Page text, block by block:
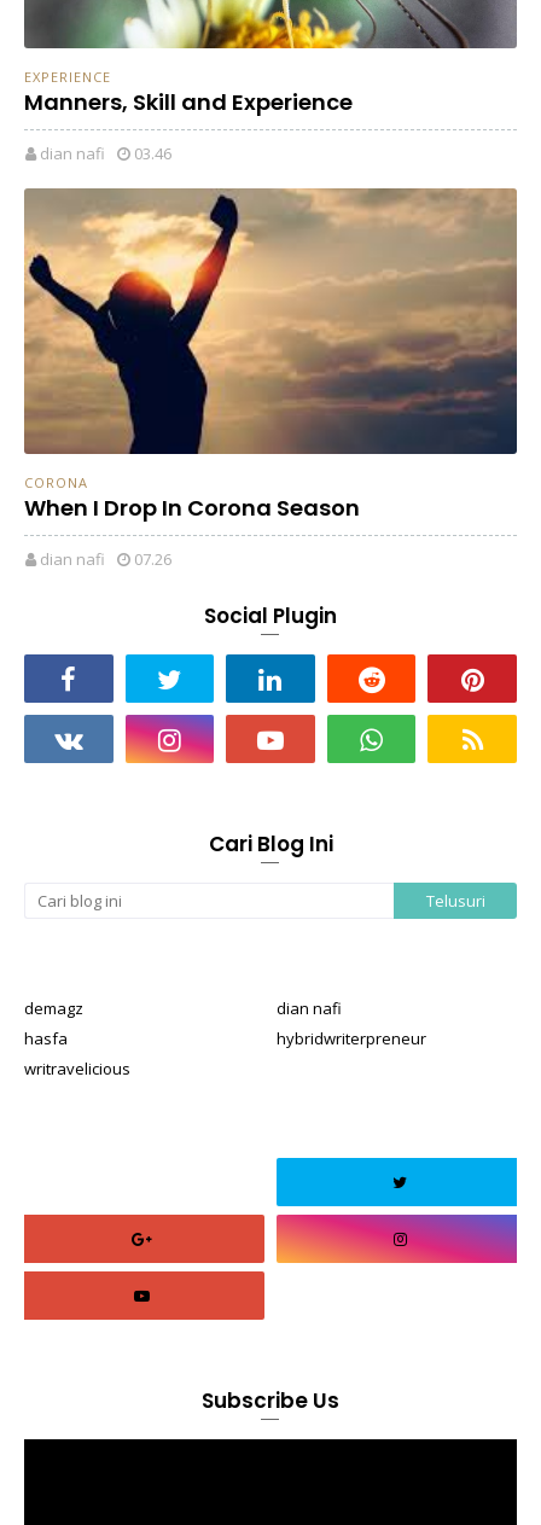
EXPERIENCE
Manners, Skill and Experience
dian nafi 03.46
CORONA
When I Drop In Corona Season
dian nafi 07.26
Social Plugin
Cari Blog Ini
demagz
dian nafi
hasfa
hybridwriterpreneur
writravelicious
Subscribe Us